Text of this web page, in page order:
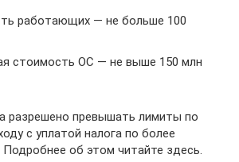
работающих — не больше 100
стоимость ОС — не выше 150 млн
разрешено превышать лимиты по
с уплатой налога по более
об этом читайте здесь.